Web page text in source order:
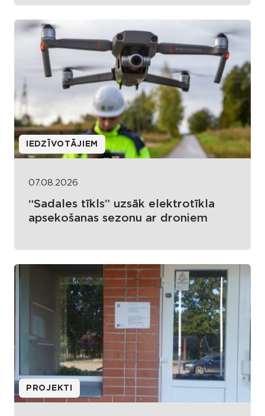
IEDZĪVOTĀJIEM
07.08.2026
“Sadales tīkls” uzsāk elektrotīkla
apsekošanas sezonu ar droniem
PROJEKTI